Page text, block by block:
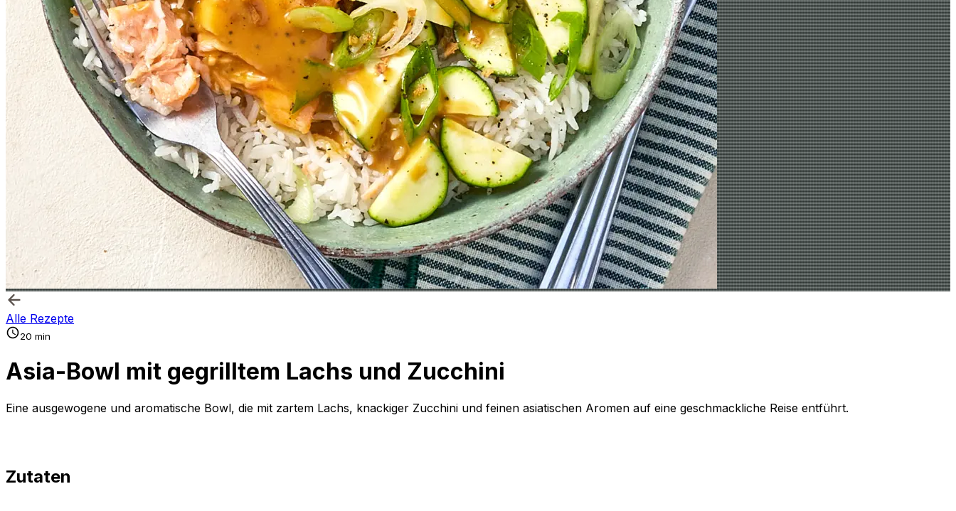
Alle Rezepte
20 min
Asia-Bowl mit gegrilltem Lachs und Zucchini
Eine ausgewogene und aromatische Bowl, die mit zartem Lachs, knackiger Zucchini und feinen asiatischen Aromen auf eine geschmackliche Reise entführt.
Zutaten